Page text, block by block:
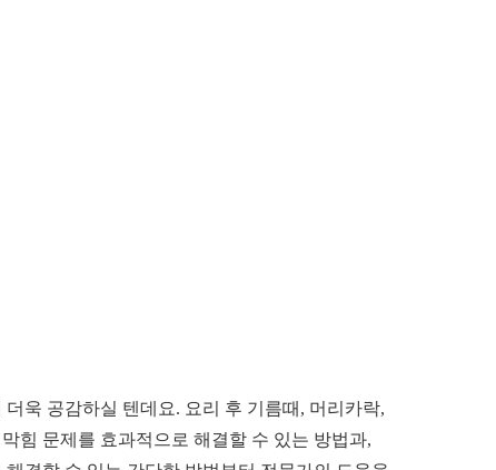
욱 공감하실 텐데요. 요리 후 기름때, 머리카락,
힘 문제를 효과적으로 해결할 수 있는 방법과,